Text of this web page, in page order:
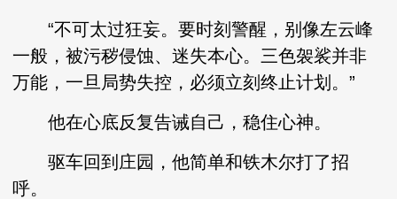
“不可太过狂妄。要时刻警醒，别像左云峰
一般，被污秽侵蚀、迷失本心。三色袈裟并非
万能，一旦局势失控，必须立刻终止计划。”
他在心底反复告诫自己，稳住心神。
驱车回到庄园，他简单和铁木尔打了招
呼。